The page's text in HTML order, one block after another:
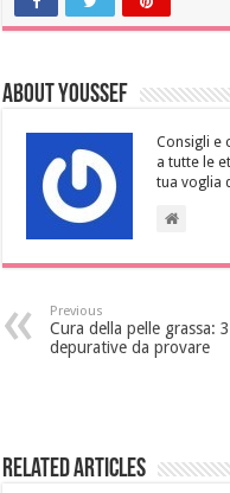
About Youssef
Consigli e
a tutte le
tua voglia
Previous
Cura della pelle grassa:
depurative da provare
Related Articles